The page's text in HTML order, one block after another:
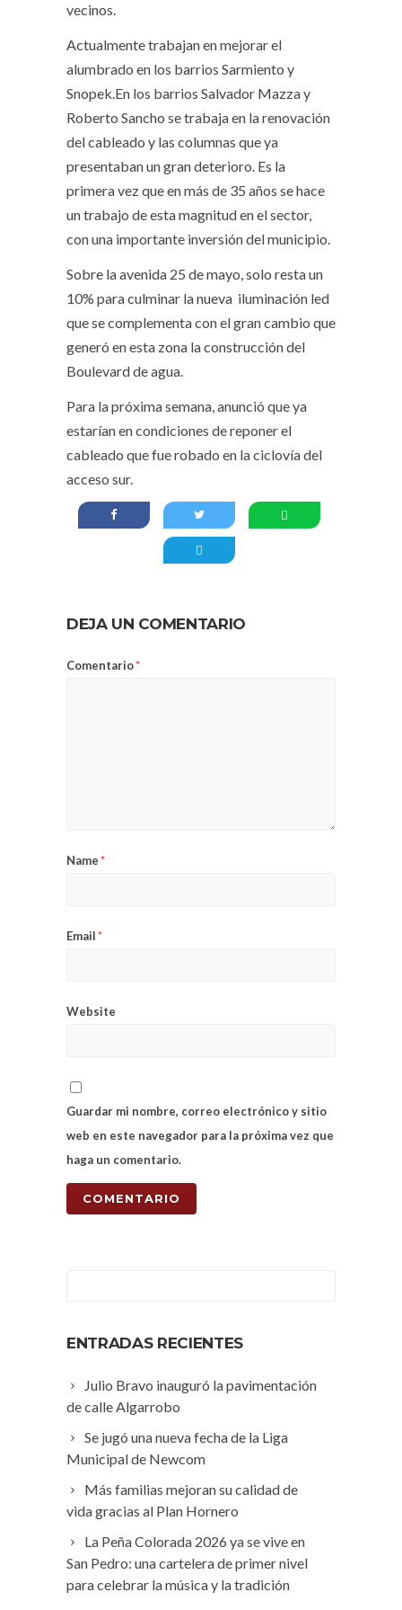
vecinos.
Actualmente trabajan en mejorar el
alumbrado en los barrios Sarmiento y
Snopek.En los barrios Salvador Mazza y
Roberto Sancho se trabaja en la renovación
del cableado y las columnas que ya
presentaban un gran deterioro. Es la
primera vez que en más de 35 años se hace
un trabajo de esta magnitud en el sector,
con una importante inversión del municipio.
Sobre la avenida 25 de mayo, solo resta un
10% para culminar la nueva iluminación led
que se complementa con el gran cambio que
generó en esta zona la construcción del
Boulevard de agua.
Para la próxima semana, anunció que ya
estarían en condiciones de reponer el
cableado que fue robado en la ciclovía del
acceso sur.
DEJA UN COMENTARIO
Comentario*
Name*
Email*
Website
Guardar mi nombre, correo electrónico y sitio
web en este navegador para la próxima vez que
haga un comentario.
ENTRADAS RECIENTES
Julio Bravo inauguró la pavimentación
de calle Algarrobo
Se jugó una nueva fecha de la Liga
Municipal de Newcom
Más familias mejoran su calidad de
vida gracias al Plan Hornero
La Peña Colorada 2026 ya se vive en
San Pedro: una cartelera de primer nivel
para celebrar la música y la tradición